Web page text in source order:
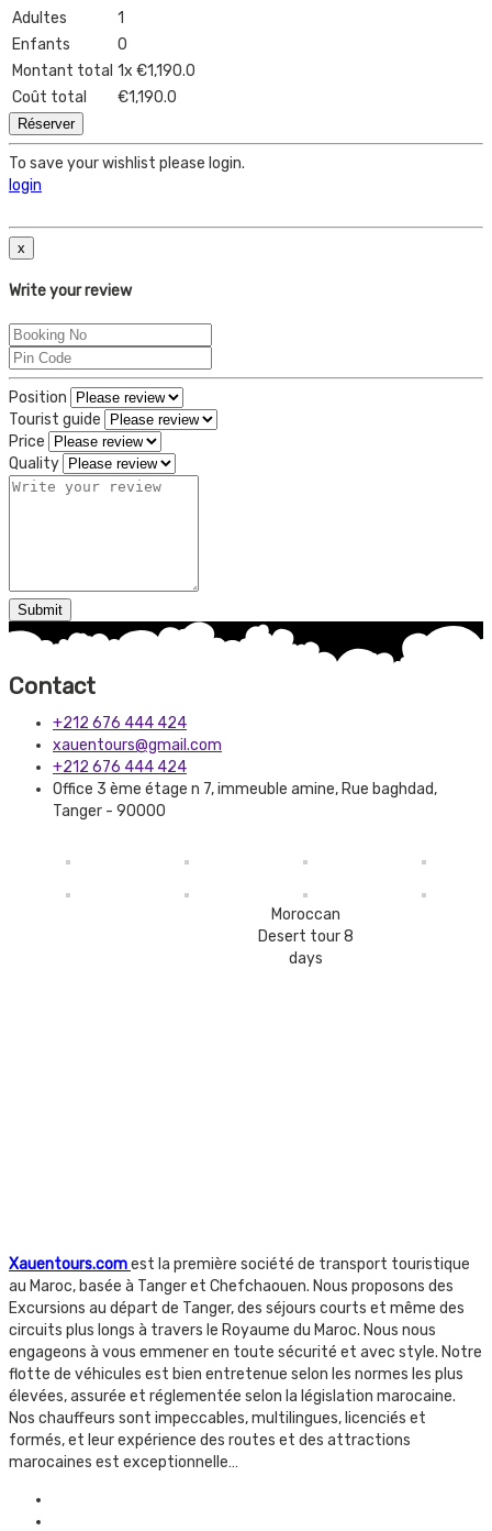
Adultes
1
Enfants
0
Montant total 1x €1,190.0
Coût total
€1,190.0
Réserver
To save your wishlist please login.
login
x
Write your review
Position
Tourist guide
Price
Quality
Contact
+212 676 444 424
xauentours@gmail.com
+212 676 444 424
Office 3 ème étage n 7, immeuble amine, Rue baghdad,
Tanger - 90000
Moroccan
Desert tour 8
days
Xauentours.comest la première société de transport touristique
au Maroc, basée à Tanger et Chefchaouen. Nous proposons des
Excursions au départ de Tanger, des séjours courts et même des
circuits plus longs à travers le Royaume du Maroc. Nous nous
engageons à vous emmener en toute sécurité et avec style. Notre
flotte de véhicules est bien entretenue selon les normes les plus
élevées, assurée et réglementée selon la législation marocaine.
Nos chauffeurs sont impeccables, multilingues, licenciés et
formés, et leur expérience des routes et des attractions
marocaines est exceptionnelle…